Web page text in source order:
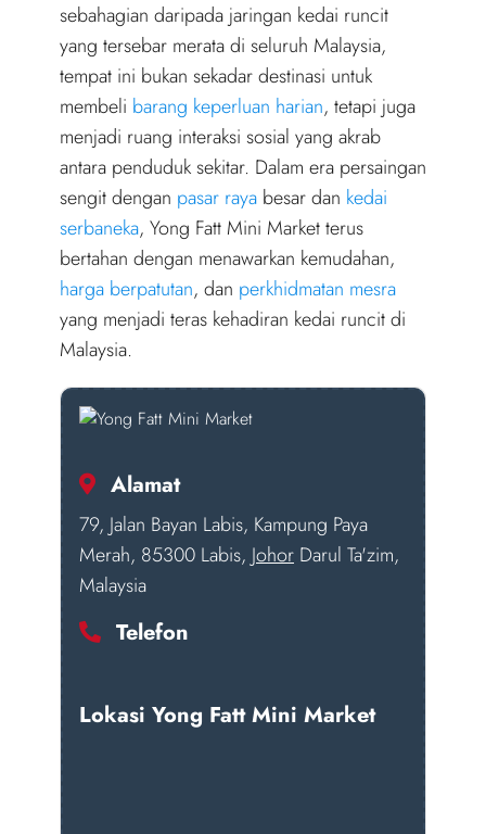
sebahagian daripada jaringan kedai runcit
yang tersebar merata di seluruh Malaysia,
tempat ini bukan sekadar destinasi untuk
membeli barang keperluan harian, tetapi juga
menjadi ruang interaksi sosial yang akrab
antara penduduk sekitar. Dalam era persaingan
sengit dengan pasar raya besar dan kedai
serbaneka, Yong Fatt Mini Market terus
bertahan dengan menawarkan kemudahan,
harga berpatutan, dan perkhidmatan mesra
yang menjadi teras kehadiran kedai runcit di
Malaysia.
Alamat
79, Jalan Bayan Labis, Kampung Paya
Merah, 85300 Labis, Johor Darul Ta'zim,
Malaysia
Telefon
Lokasi Yong Fatt Mini Market